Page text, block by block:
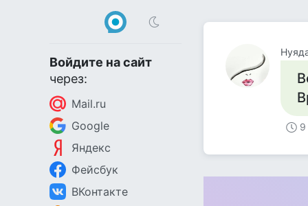
Войдите на сайт
через:
Mail.ru
Google
Яндекс
Фейсбук
ВКонтакте
9